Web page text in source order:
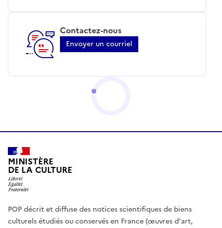
Contactez-nous
Envoyer un courriel
MINISTÈRE
DE LA CULTURE
POP décrit et diffuse des notices scientifiques de biens
culturels étudiés ou conservés en France (œuvres d'art,